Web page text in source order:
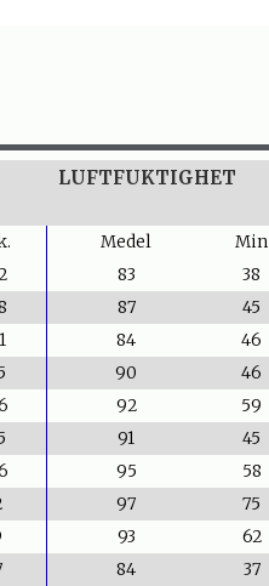
LUFTFUKTIGHET
Medel Min
83 38
87 45
84 46
90 46
92 59
91 45
95 58
97 75
93 62
84 37